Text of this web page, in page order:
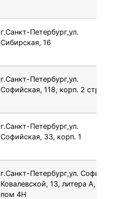
г.Санкт-Петербург,ул.
Сибирская, 16
г.Санкт-Петербург,ул.
Софийская, 118, корп. 2 стр. 2
г.Санкт-Петербург,ул.
Софийская, 33, корп. 1
г.Санкт-Петербург,ул. Софьи
Ковалевской, 13, литера А,
пом 4­Н